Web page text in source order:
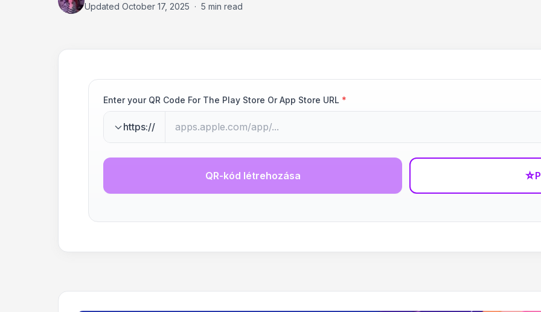
Updated October 17, 2025 · 5 min read
Enter your QR Code For The Play Store Or App Store URL *
https://
QR-kód létrehozása ☆